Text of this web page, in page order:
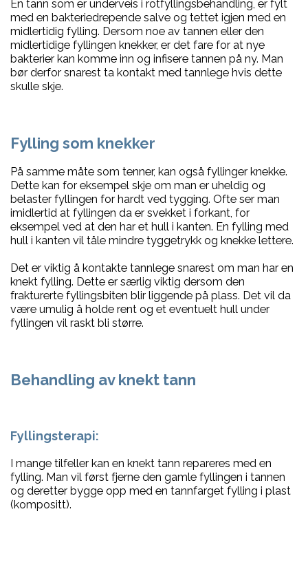
En tann som er underveis i rotfyllingsbehandling, er fylt
med en bakteriedrepende salve og tettet igjen med en
midlertidig fylling. Dersom noe av tannen eller den
midlertidige fyllingen knekker, er det fare for at nye
bakterier kan komme inn og infisere tannen på ny. Man
bør derfor snarest ta kontakt med tannlege hvis dette
skulle skje.
Fylling som knekker
På samme måte som tenner, kan også fyllinger knekke.
Dette kan for eksempel skje om man er uheldig og
belaster fyllingen for hardt ved tygging. Ofte ser man
imidlertid at fyllingen da er svekket i forkant, for
eksempel ved at den har et hull i kanten. En fylling med
hull i kanten vil tåle mindre tyggetrykk og knekke lettere.
Det er viktig å kontakte tannlege snarest om man har en
knekt fylling. Dette er særlig viktig der­som den
frakturerte fyllingsbiten blir liggende på plass. Det vil da
være umulig å holde rent og et eventuelt hull under
fyllingen vil raskt bli større.
Behandling av knekt tann
Fyllingsterapi:
I mange tilfeller kan en knekt tann repareres med en
fylling. Man vil først fjerne den gamle fyllingen i tannen
og deretter bygge opp med en tannfarget fylling i plast
(kompositt).